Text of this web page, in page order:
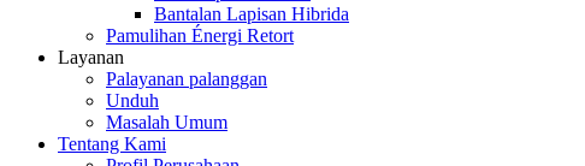
Bantalan Lapisan Hibrida
Pamulihan Énergi Retort
Layanan
Palayanan palanggan
Unduh
Masalah Umum
Tentang Kami